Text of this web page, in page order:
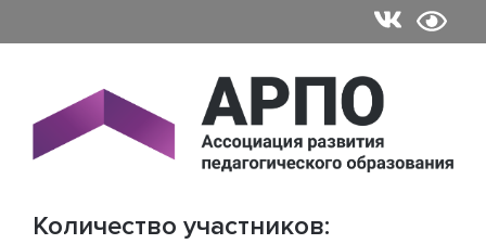
to
Количество участников: